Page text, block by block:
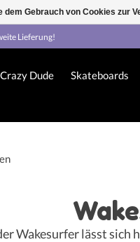
Lieferung!
Crazy Dude Skateboards
Wakesurfer lässt sich
Gebrauch von Cookies zur